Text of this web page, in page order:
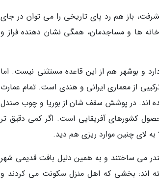
باز هم رد پای تاریخی را می توان در جای
ها و مساجدمان، همگی نشان دهنده فراز و
و بوشهر هم از این قاعده مستثنی نیست. اما
از معماری ایرانی و هندی است. تمام عمارت
اند. در پوشش سقف شان از بوریا و چوب صندل
کشورهای آفریقایی است. اگر کمی دقیق تر
لای چنین موارد ریزی هم دید.
می ساختند و به همین دلیل بافت قدیمی شهر
اند: بخشی که اهل منزل سکونت می کردند و